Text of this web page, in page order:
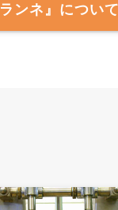
ンネ』につい